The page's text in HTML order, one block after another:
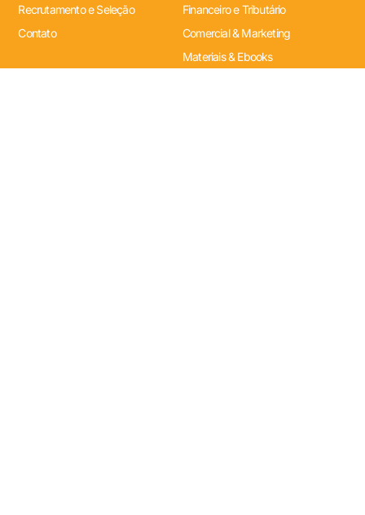
Recrutamento e Seleção
Contato
Financeiro e Tributário
Comercial & Marketing
Materiais & Ebooks